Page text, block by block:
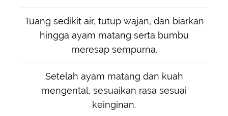
Tuang sedikit air, tutup wajan, dan biarkan
hingga ayam matang serta bumbu
meresap sempurna.
Setelah ayam matang dan kuah
mengental, sesuaikan rasa sesuai
keinginan.